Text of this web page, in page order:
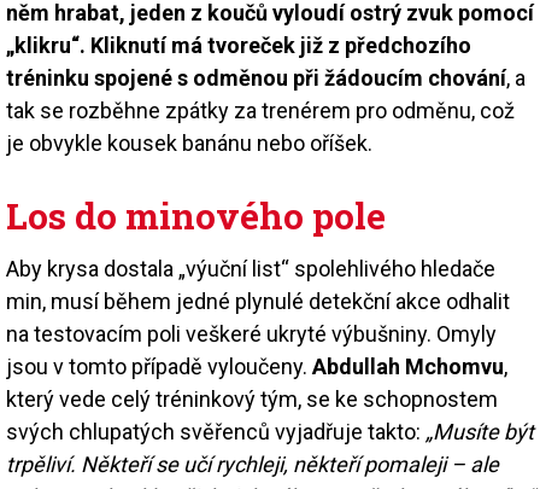
něm hrabat, jeden z koučů vyloudí ostrý zvuk pomocí
„klikru“. Kliknutí má tvoreček již z předchozího
tréninku spojené s odměnou při žádoucím chování, a
tak se rozběhne zpátky za trenérem pro odměnu, což
je obvykle kousek banánu nebo oříšek.
Los do minového pole
Aby krysa dostala „výuční list“ spolehlivého hledače
min, musí během jedné plynulé detekční akce odhalit
na testovacím poli veškeré ukryté výbušniny. Omyly
jsou v tomto případě vyloučeny. Abdullah Mchomvu,
který vede celý tréninkový tým, se ke schopnostem
svých chlupatých svěřenců vyjadřuje takto: „Musíte být
trpěliví. Někteří se učí rychleji, někteří pomaleji – ale